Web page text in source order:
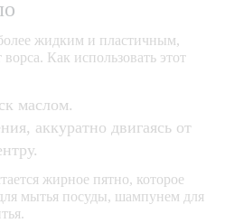
жидким и пластичным,
ворса. Как использовать этот
маслом.
аккуратно двигаясь от
жирное пятно, которое
мытья посуды, шампунем для